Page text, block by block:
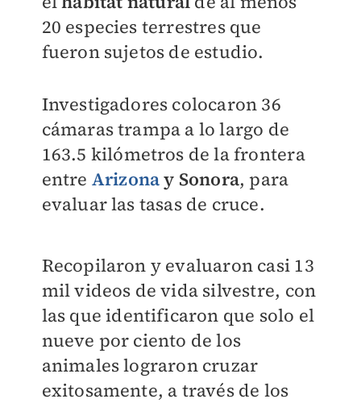
20 especies terrestres que
fueron sujetos de estudio.
Investigadores colocaron 36
cámaras trampa a lo largo de
163.5 kilómetros de la frontera
entre Arizonay Sonora, para
evaluar las tasas de cruce.
Recopilaron y evaluaron casi 13
mil videos de vida silvestre, con
las que identificaron que solo el
nueve por ciento de los
animales lograron cruzar
exitosamente, a través de los